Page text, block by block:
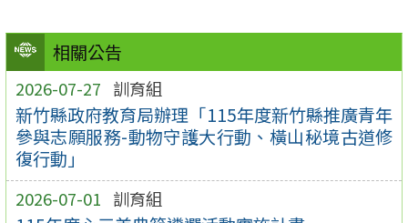
相關公告
2026-07-27 訓育組
新竹縣政府教育局辦理「115年度新竹縣推廣青年
參與志願服務-動物守護大行動、橫山秘境古道修
復行動」
2026-07-01 訓育組